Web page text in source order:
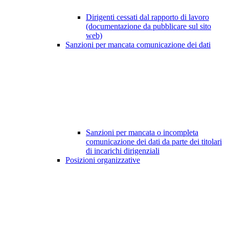
Dirigenti cessati dal rapporto di lavoro
(documentazione da pubblicare sul sito
web)
Sanzioni per mancata comunicazione dei dati
Sanzioni per mancata o incompleta
comunicazione dei dati da parte dei titolari
di incarichi dirigenziali
Posizioni organizzative